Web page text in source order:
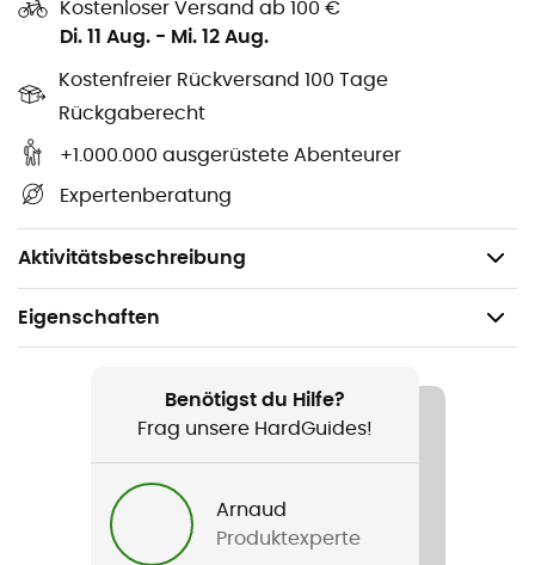
Kostenloser Versand ab 100 €
Di. 11 Aug. - Mi. 12 Aug.
Kostenfreier Rückversand 100 Tage
Rückgaberecht
+1.000.000 ausgerüstete Abenteurer
Expertenberatung
Aktivitätsbeschreibung
Polyurethan) und PVC-frei,
Gewicht: 18 g
Verwendete Technologie:
TPUist ein Material, das beständig gegen niedrige
Temperaturen, flexibel und UV-stabilisierend
(abriebfest) ist.
Eigenschaften
Wandern / Trailrunning / Trekking / Reise / Alltag
Benötigst du Hilfe?
Frag unsere HardGuides!
Arnaud
Produktexperte